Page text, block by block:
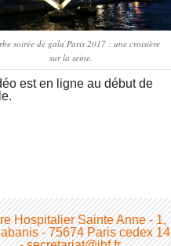
soirée de gala Paris 2017 : une croisière
sur la seine.
est en ligne au début de
Hospitalier Sainte Anne - 1,
- 75674 Paris cedex 14